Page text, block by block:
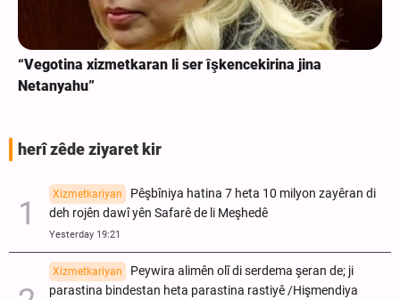
“Vegotina xizmetkaran li ser îşkencekirina jina
Netanyahu”
herî zêde ziyaret kir
Xizmetkariyan
Pêşbîniya hatina 7 heta 10 milyon zayêran di
deh rojên dawî yên Safarê de li Meşhedê
Yesterday 19:21
Xizmetkariyan
Peywira alimên olî di serdema şeran de; ji
parastina bindestan heta parastina rastiyê /Hişmendiya